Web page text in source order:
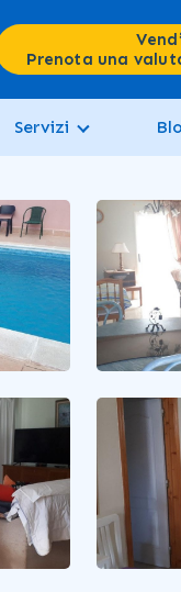
Prenota una
Servizi